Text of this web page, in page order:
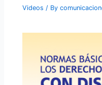
Videos / By